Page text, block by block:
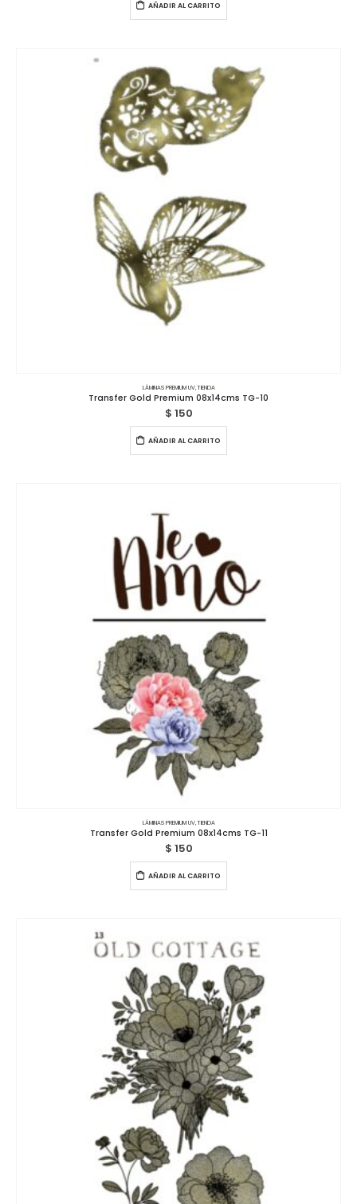
AÑADIR AL CARRITO
LÁMINAS PREMIUM UV,TIENDA
Transfer Gold Premium 08x14cms TG-10
$ 150
AÑADIR AL CARRITO
LÁMINAS PREMIUM UV,TIENDA
Transfer Gold Premium 08x14cms TG-11
$ 150
AÑADIR AL CARRITO